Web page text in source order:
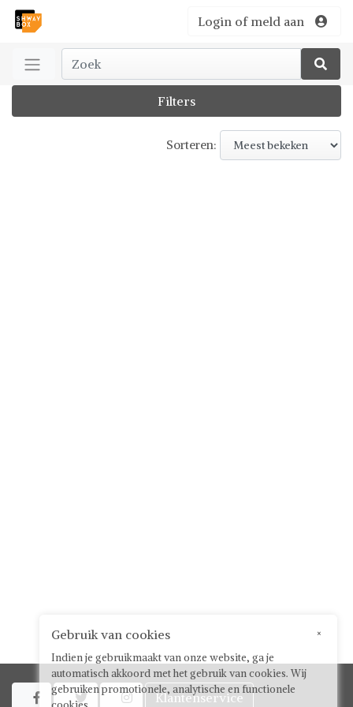
Login of meld aan
Filters
Sorteren:
   Klantenservice
×
Gebruik van cookies
Indien je gebruikmaakt van onze website, ga je
automatisch akkoord met het gebruik van cookies. Wij
gebruiken promotionele, analytische en functionele